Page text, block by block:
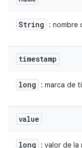
String : nombre
timestamp
long : marca de
value
long : valor de la